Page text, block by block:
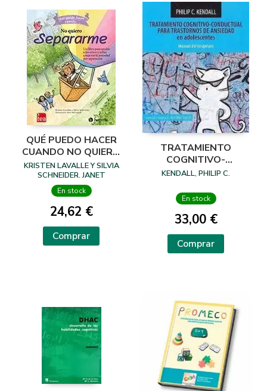
QUÉ PUEDO HACER
CUANDO NO QUIERO
SEPARARME
KRISTEN LAVALLE Y SILVIA
SCHNEIDER. JANET
MCDONNELL (ILUST.)
En stock
24,62 €
Comprar
TRATAMIENTO
COGNITIVO-
CONDUCTUAL PARA
ANSIEDAD EN
ADOLESCENTES
KENDALL, PHILIP C.
En stock
33,00 €
Comprar